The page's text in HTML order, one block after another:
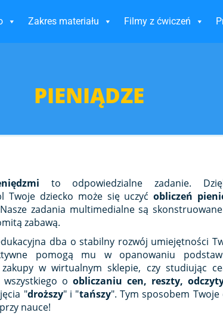
Zakres materiału Filmy z ćwiczeń
PIENIĄDZE
to odpowiedzialne zadanie.
Twoje dziecko może się uczyćobliczeń
zadania multimedialne są
zabawą.
dba o stabilny rozwój umiejętności
pomogą mu w opanowaniu
w wirtualnym sklepie, czy studiując
o obliczaniu cen, reszty,
"droższy" i "tańszy". Tym sposobem Twoje
nauce!